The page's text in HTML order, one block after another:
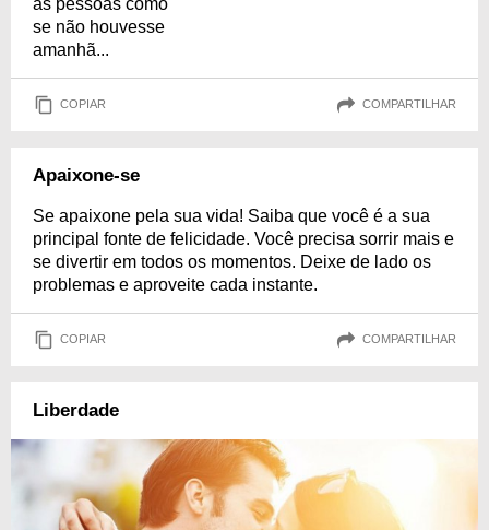
se não houvesse
amanhã...
COPIAR COMPARTILHAR
Apaixone-se
Se apaixone pela sua vida! Saiba que você é a sua
principal fonte de felicidade. Você precisa sorrir mais e
se divertir em todos os momentos. Deixe de lado os
problemas e aproveite cada instante.
COPIAR COMPARTILHAR
Liberdade